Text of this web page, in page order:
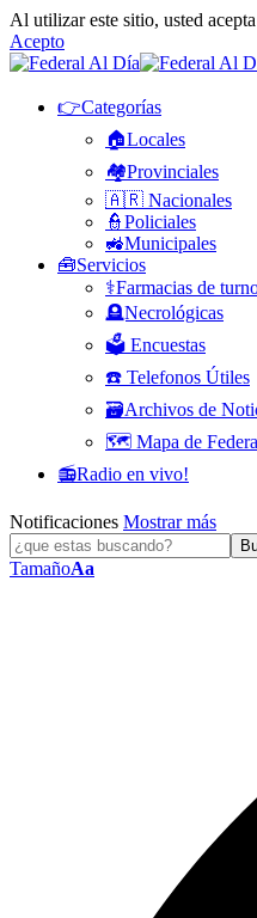
Al utilizar este sitio, usted
Acepto
👉Categorías
🏠Locales
🏘️Provinciales
🇦🇷 Nacionales
👮Policiales
🚜Municipales
🧰Servicios
⚕️Farmacias de
🪦Necrológicas
🗳️ Encuestas
☎️ Telefonos Útiles
🗃️Archivos de
🗺️ Mapa de
📻Radio en vivo!
Notificaciones Mostrar más
TamañoAa